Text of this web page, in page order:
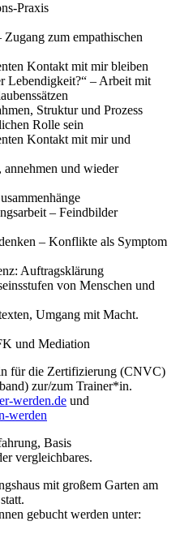
Praxis
zum empathischen
Kontakt mit mir bleiben
Lebendigkeit?“ – Arbeit mit
Struktur und Prozess
Rolle sein
Kontakt mit mir und
annehmen und wieder
– Feindbilder
– Konflikte als Symptom
Auftragsklärung
von Menschen und
Umgang mit Macht.
und Mediation
für die Zertifizierung (CNVC)
zur/zum Trainer*in.
werden.de und
werden
Basis
vergleichbares.
mit großem Garten am
gebucht werden unter: